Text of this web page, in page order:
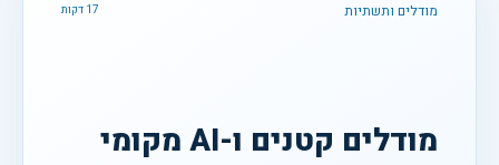
מודלים ותשתיות 17 דקות
מודלים קטנים ו-AI מקומי